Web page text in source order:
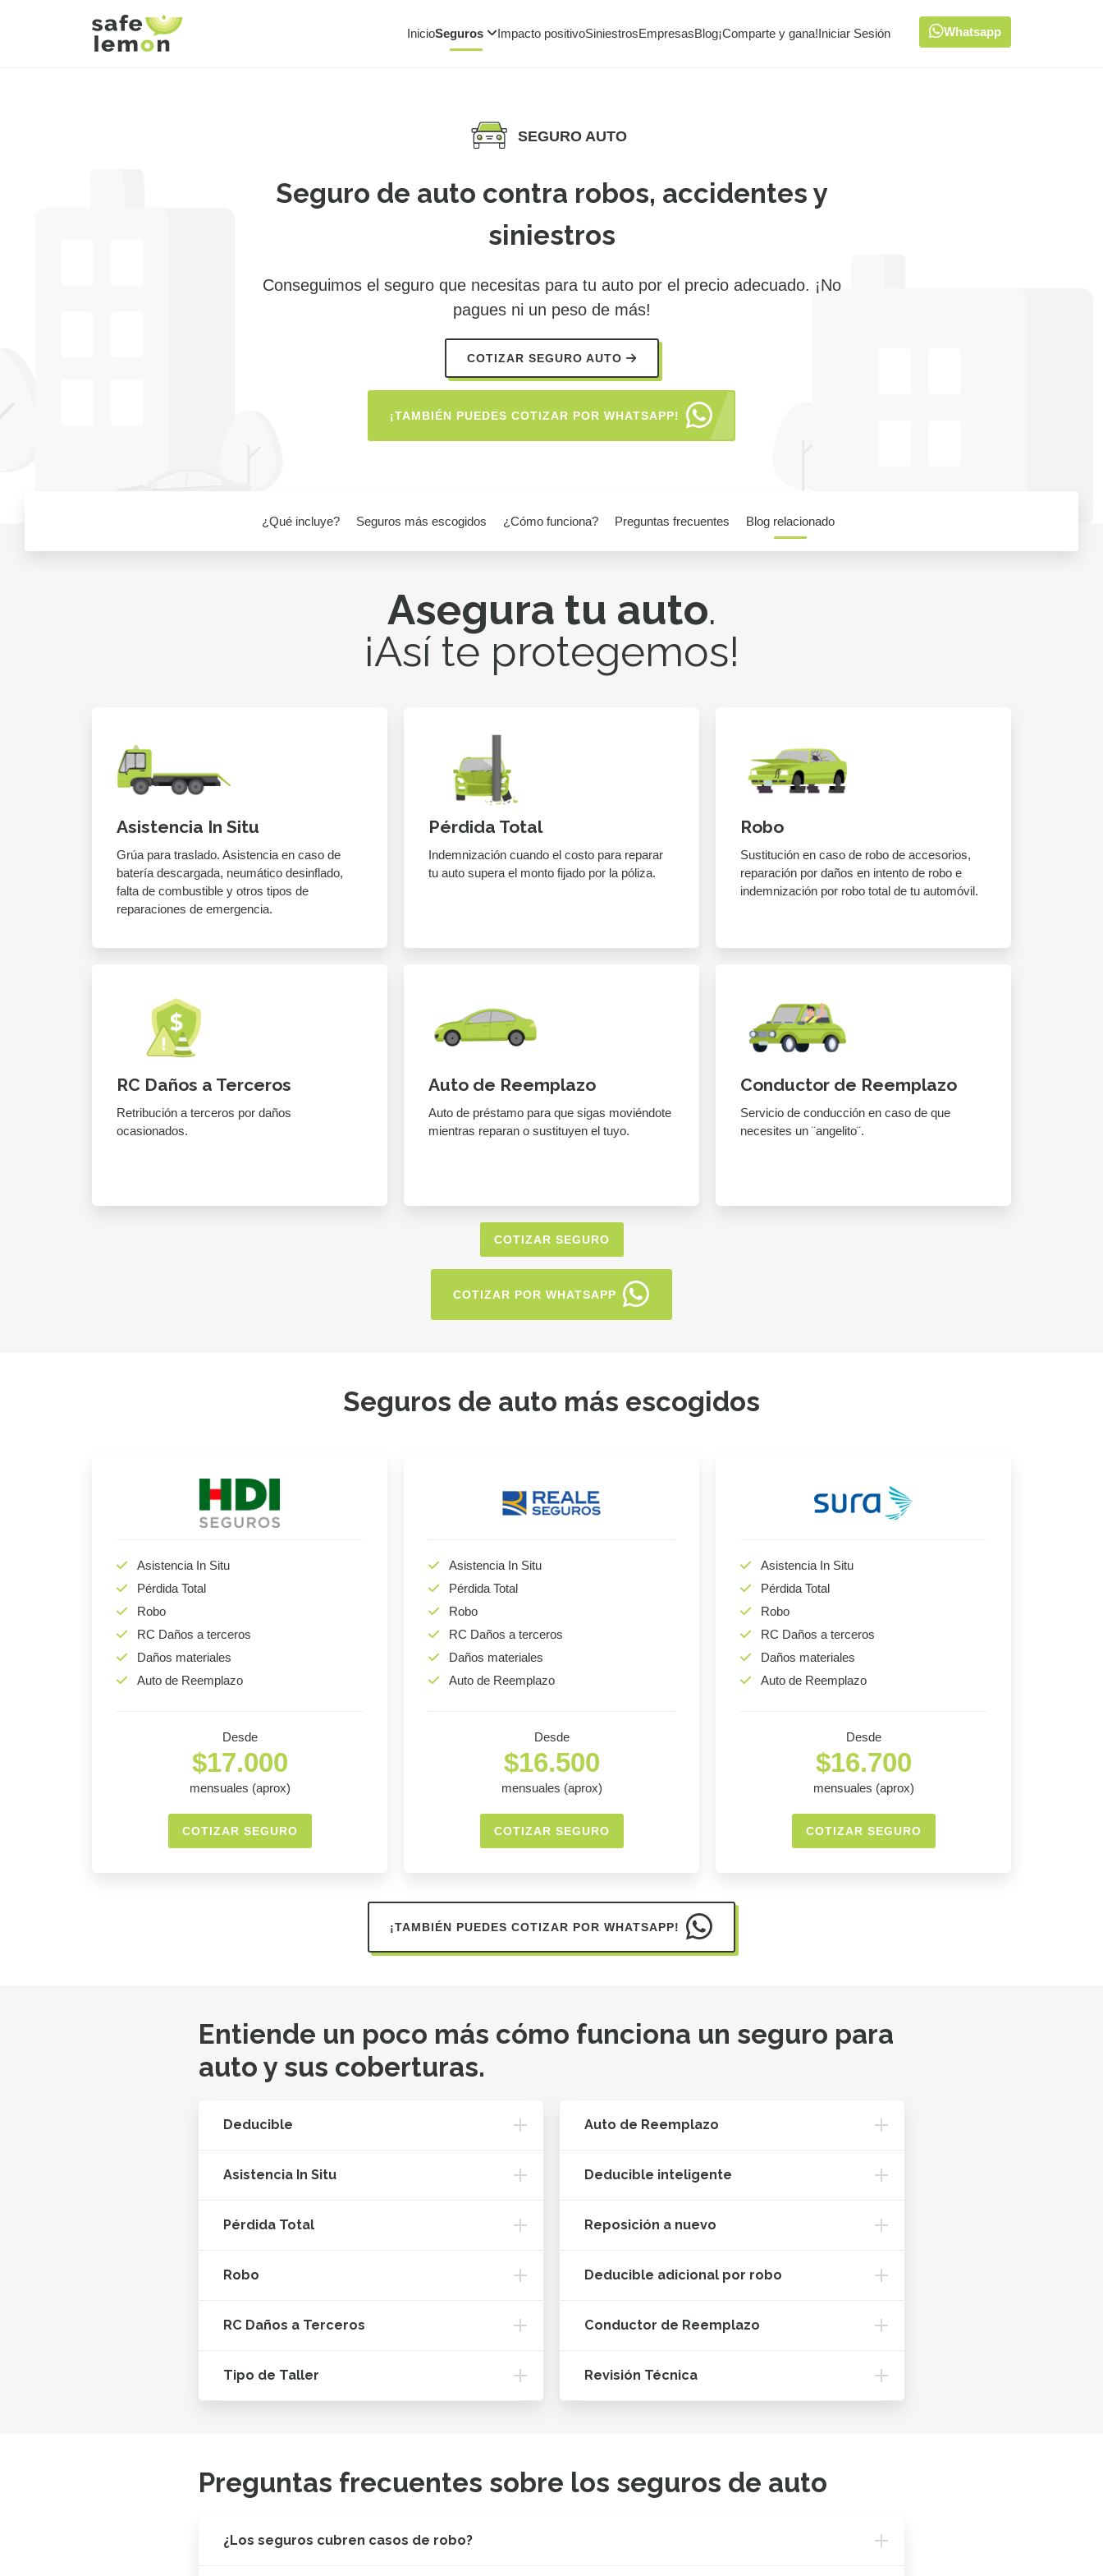
InicioSeguros Impacto positivoSiniestrosEmpresasBlog¡Comparte y gana!Iniciar Sesión Whatsapp
SEGURO AUTO
Seguro de auto contra robos, accidentes y
siniestros
Conseguimos el seguro que necesitas para tu auto por el precio adecuado. ¡No
pagues ni un peso de más!
COTIZAR SEGURO AUTO
¡TAMBIÉN PUEDES COTIZAR POR WHATSAPP!
¿Qué incluye? Seguros más escogidos ¿Cómo funciona? Preguntas frecuentes Blog relacionado
Asegura tu auto.
¡Así te protegemos!
Asistencia In Situ
Grúa para traslado. Asistencia en caso de
batería descargada, neumático desinflado,
falta de combustible y otros tipos de
reparaciones de emergencia.
Pérdida Total
Indemnización cuando el costo para reparar
tu auto supera el monto fijado por la póliza.
Robo
Sustitución en caso de robo de accesorios,
reparación por daños en intento de robo e
indemnización por robo total de tu automóvil.
RC Daños a Terceros
Retribución a terceros por daños
ocasionados.
Auto de Reemplazo
Auto de préstamo para que sigas moviéndote
mientras reparan o sustituyen el tuyo.
Conductor de Reemplazo
Servicio de conducción en caso de que
necesites un ¨angelito¨.
COTIZAR SEGURO
COTIZAR POR WHATSAPP
Seguros de auto más escogidos
Asistencia In Situ
Pérdida Total
Robo
RC Daños a terceros
Daños materiales
Auto de Reemplazo
Desde
$17.000
mensuales (aprox)
COTIZAR SEGURO
Asistencia In Situ
Pérdida Total
Robo
RC Daños a terceros
Daños materiales
Auto de Reemplazo
Desde
$16.500
mensuales (aprox)
COTIZAR SEGURO
Asistencia In Situ
Pérdida Total
Robo
RC Daños a terceros
Daños materiales
Auto de Reemplazo
Desde
$16.700
mensuales (aprox)
COTIZAR SEGURO
¡TAMBIÉN PUEDES COTIZAR POR WHATSAPP!
Entiende un poco más cómo funciona un seguro para
auto y sus coberturas.
Deducible
Asistencia In Situ
Pérdida Total
Robo
RC Daños a Terceros
Tipo de Taller
Auto de Reemplazo
Deducible inteligente
Reposición a nuevo
Deducible adicional por robo
Conductor de Reemplazo
Revisión Técnica
Preguntas frecuentes sobre los seguros de auto
¿Los seguros cubren casos de robo?